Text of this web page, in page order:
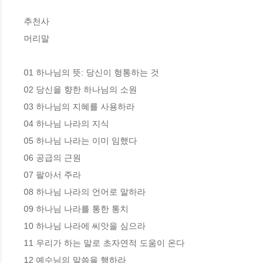
추천사
머리말
01 하나님의 뜻: 당신이 형통하는 것
02 당신을 향한 하나님의 소원
03 하나님의 지혜를 사용하라
04 하나님 나라의 지식
05 하나님 나라는 이미 임했다
06 공급의 근원
07 팔아서 주라
08 하나님 나라의 언어로 말하라
09 하나님 나라를 통한 통치
10 하나님 나라에 씨앗을 심으라
11 우리가 하는 말로 초자연적 도움이 온다
12 예수님의 말씀을 행하라